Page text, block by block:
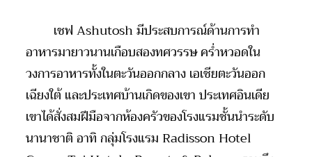
เชฟ Ashutosh มีประสบการณ์ด้านการทำ
อาหารมายาวนานเกือบสองทศวรรษ คร่ำหวอดใน
วงการอาหารทั้งในตะวันออกกลาง เอเชียตะวันออก
เฉียงใต้ และประเทศบ้านเกิดของเขา ประเทศอินเดีย
เขาได้สั่งสมฝีมือจากห้องครัวของโรงแรมชั้นนำระดับ
นานาชาติ อาทิ กลุ่มโรงแรม Radisson Hotel